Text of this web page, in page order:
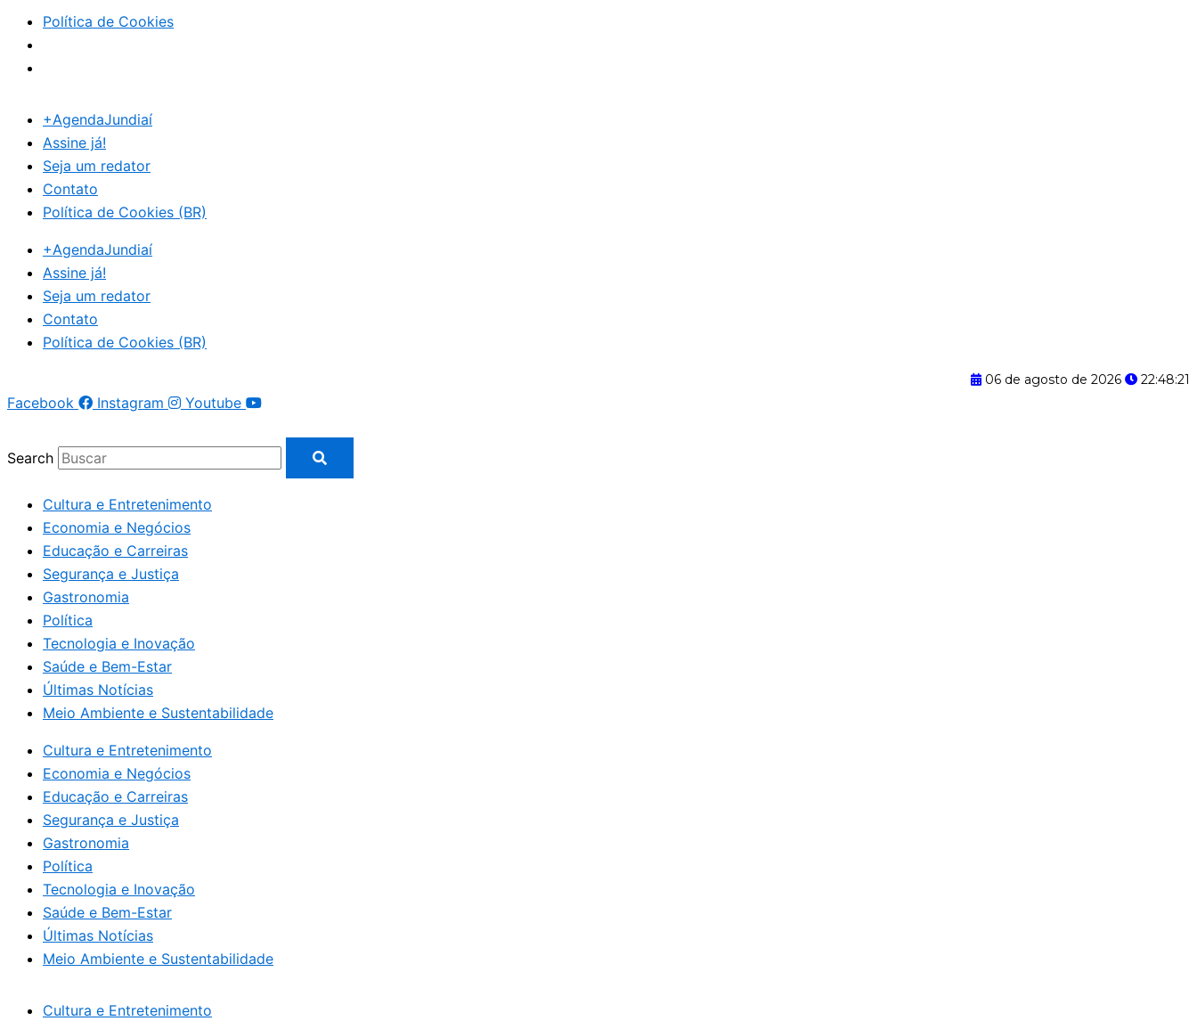
Política de Cookies
+AgendaJundiaí
Assine já!
Seja um redator
Contato
Política de Cookies (BR)
+AgendaJundiaí
Assine já!
Seja um redator
Contato
Política de Cookies (BR)
06 de agosto de 2026 22:48:22
Facebook Instagram Youtube
Search
Cultura e Entretenimento
Economia e Negócios
Educação e Carreiras
Segurança e Justiça
Gastronomia
Política
Tecnologia e Inovação
Saúde e Bem-Estar
Últimas Notícias
Meio Ambiente e Sustentabilidade
Cultura e Entretenimento
Economia e Negócios
Educação e Carreiras
Segurança e Justiça
Gastronomia
Política
Tecnologia e Inovação
Saúde e Bem-Estar
Últimas Notícias
Meio Ambiente e Sustentabilidade
Cultura e Entretenimento